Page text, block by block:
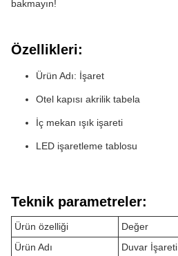
bakmayın!
Özellikleri:
Ürün Adı: İşaret
Otel kapısı akrilik tabela
İç mekan ışık işareti
LED işaretleme tablosu
Teknik parametreler:
Ürün özelliği
Değer
Ürün Adı
Duvar İşareti